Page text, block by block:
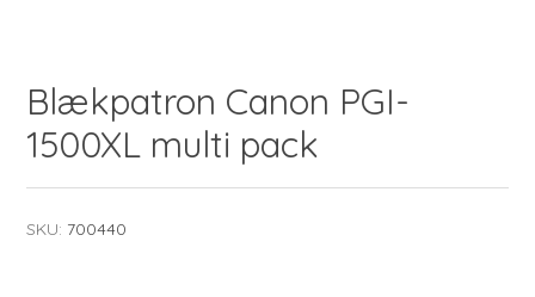
Blækpatron Canon PGI-
1500XL multi pack
SKU: 700440